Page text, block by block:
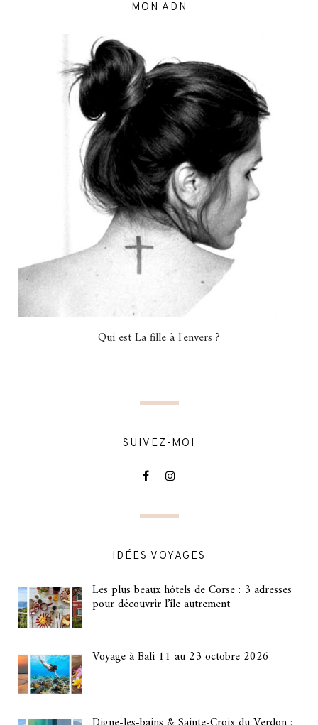
MON ADN
Qui est La fille à l'envers ?
SUIVEZ-MOI
IDÉES VOYAGES
Les plus beaux hôtels de Corse : 3 adresses
pour découvrir l’île autrement
Voyage à Bali 11 au 23 octobre 2026